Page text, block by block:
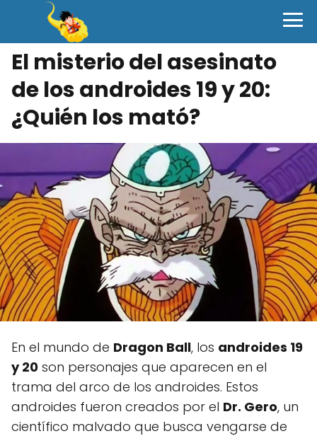
El misterio del asesinato
de los androides 19 y 20:
¿Quién los mató?
En el mundo de Dragon Ball, los androides 19
y 20 son personajes que aparecen en el
trama del arco de los androides. Estos
androides fueron creados por el Dr. Gero, un
científico malvado que busca vengarse de